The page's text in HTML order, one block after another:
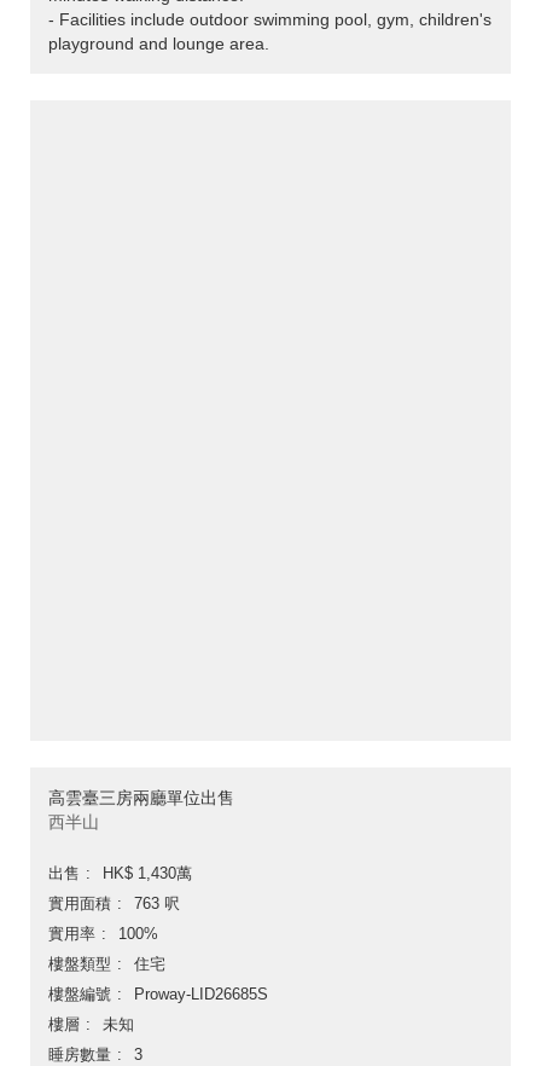
- Facilities include outdoor swimming pool, gym, children's
playground and lounge area.
高雲臺三房兩廳單位出售
西半山
出售
HK$ 1,430萬
實用面積
763 呎
實用率
100%
樓盤類型
住宅
樓盤編號
Proway-LID26685S
樓層
未知
睡房數量
3